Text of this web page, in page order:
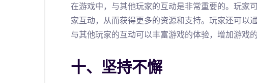
在游戏中，与其他玩家的互动是非常重要的。玩家
家互动，从而获得更多的资源和支持。玩家还可以
与其他玩家的互动可以丰富游戏的体验，增加游戏
十、坚持不懈